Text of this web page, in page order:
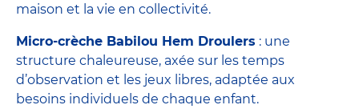
maison et la vie en collectivité.
Micro-crèche Babilou Hem Droulers : une
structure chaleureuse, axée sur les temps
d’observation et les jeux libres, adaptée aux
besoins individuels de chaque enfant.